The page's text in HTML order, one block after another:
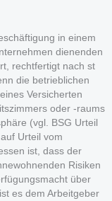
in einem
dienenden
rechtfertigt nach st
die betrieblichen
Versicherten
oder -raums
(vgl. BSG Urteil
Urteil vom
ist, dass der
Risiken
über
es dem Arbeitgeber